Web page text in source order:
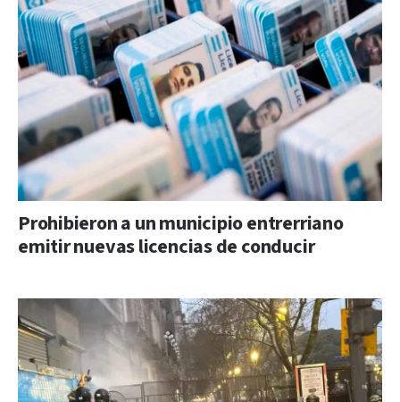
Prohibieron a un municipio entrerriano
emitir nuevas licencias de conducir